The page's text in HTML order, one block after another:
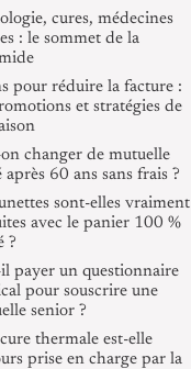
cures, médecines
: le sommet de la
pour réduire la facture :
et stratégies de
changer de mutuelle
après 60 ans sans frais ?
sont-elles vraiment
avec le panier 100 %
?
payer un questionnaire
pour souscrire une
senior ?
thermale est-elle
prise en charge par la